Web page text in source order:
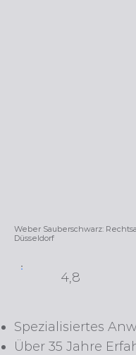
Weber Sauberschwarz:
Düsseldorf
4,8
Spezialisiertes
Über 35 Jahre